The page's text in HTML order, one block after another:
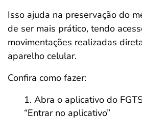
Isso ajuda na preservação do
de ser mais prático, tendo
movimentações realizadas
aparelho celular.
Confira como fazer:
Abra o aplicativo do
“Entrar no aplicativo”